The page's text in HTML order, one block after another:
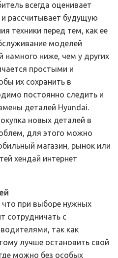
всегда оценивает
рассчитывает будущую
техники перед тем, как ее
моделей
намного ниже, чем у других
простыми и
их сохранить в
постоянно следить и
деталей Hyundai.
новых деталей в
для этого можно
магазин, рынок или
хендай интернет
при выборе нужных
сотрудничать с
так как
лучше остановить свой
можно без особых